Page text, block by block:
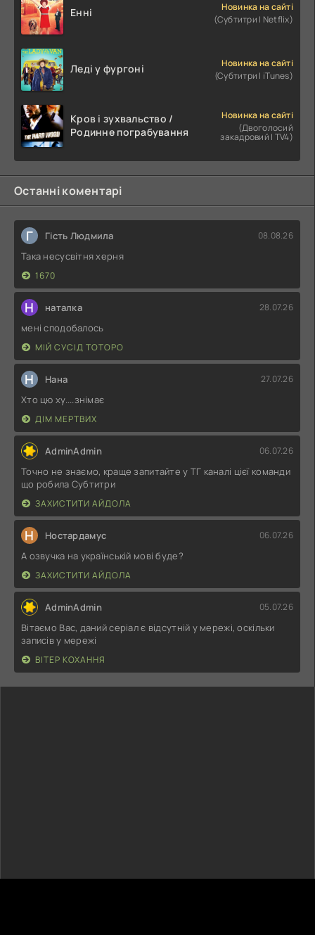
Енні
Новинка на сайті
(Субтитри | Netflix)
Леді у фургоні
Новинка на сайті
(Субтитри | iTunes)
Кров і зухвальство /
Родинне пограбування
Новинка на сайті
(Двоголосий
закадровий | TV4)
Останні коментарі
Г Гість Людмила 08.08.26
Така несусвітня херня
1670
Н наталка 28.07.26
мені сподобалось
МІЙ СУСІД ТОТОРО
Н Нана 27.07.26
Хто цю ху....знімає
ДІМ МЕРТВИХ
AdminAdmin 06.07.26
Точно не знаємо, краще запитайте у ТГ каналі цієї команди
що робила Субтитри
ЗАХИСТИТИ АЙДОЛА
Н Ностардамус 06.07.26
А озвучка на українській мові буде?
ЗАХИСТИТИ АЙДОЛА
AdminAdmin 05.07.26
Вітаємо Вас, даний серіал є відсутній у мережі, оскільки
записів у мережі
ВІТЕР КОХАННЯ